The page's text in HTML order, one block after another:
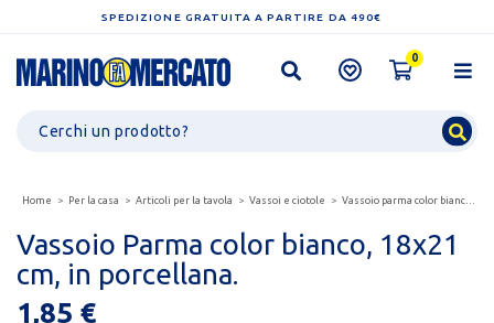
SPEDIZIONE GRATUITA A PARTIRE DA 490€
0
Home Per la casa Articoli per la tavola Vassoi e ciotole Vassoio parma color bianco, 18x21 cm, in porcellana.
Vassoio Parma color bianco, 18x21
cm, in porcellana.
1,85 €